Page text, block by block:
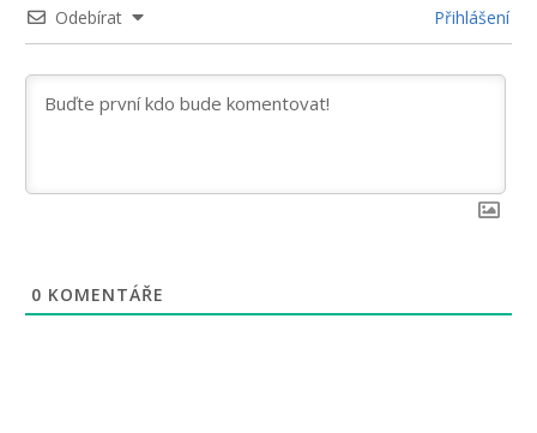
Odebírat Přihlášení
0 KOMENTÁŘE